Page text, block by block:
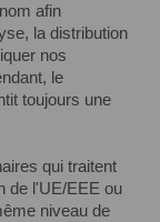
afin
la distribution
nos
le
toujours une
qui traitent
de l'UE/EEE ou
niveau de